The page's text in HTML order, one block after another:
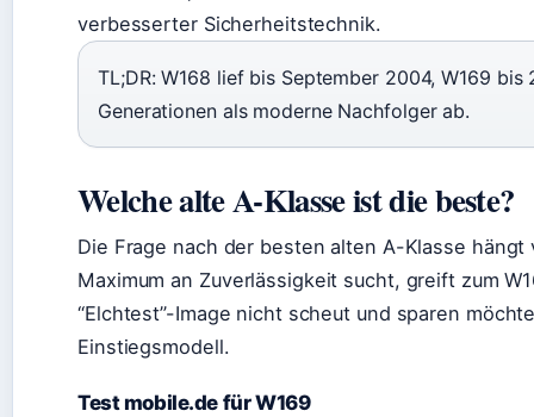
verbesserter Sicherheitstechnik.
TL;DR: W168 lief bis September 2004, W169 bis
Generationen als moderne Nachfolger ab.
Welche alte A-Klasse ist die beste?
Die Frage nach der besten alten A-Klasse
Maximum an Zuverlässigkeit sucht, greift zum
“Elchtest”-Image nicht scheut und sparen
Einstiegsmodell.
Test mobile.de für W169